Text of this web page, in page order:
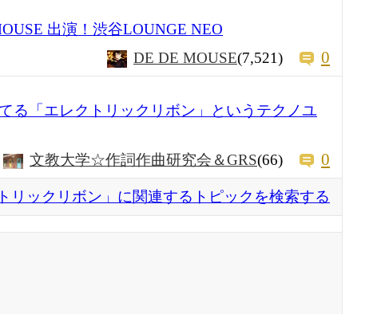
出演！渋谷LOUNGE NEO
DE DE MOUSE(7,521) 0
る「エレクトリックリボン」というテクノユ
文教大学☆作詞作曲研究会＆GRS(66) 0
リックリボン」に関連するトピックを検索する